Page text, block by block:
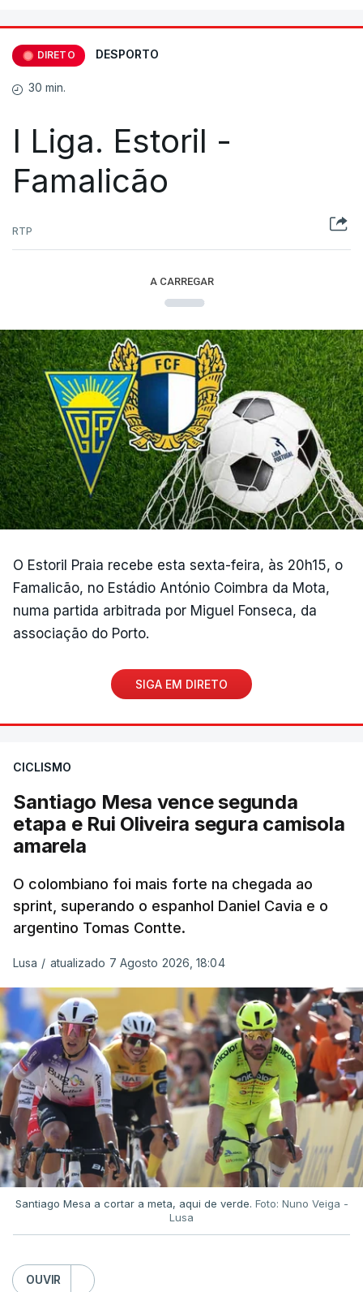
DIRETO DESPORTO
30 min.
I Liga. Estoril -
Famalicão
RTP
A CARREGAR
O Estoril Praia recebe esta sexta-feira, às 20h15, o
Famalicão, no Estádio António Coimbra da Mota,
numa partida arbitrada por Miguel Fonseca, da
associação do Porto.
SIGA EM DIRETO
CICLISMO
Santiago Mesa vence segunda
etapa e Rui Oliveira segura camisola
amarela
O colombiano foi mais forte na chegada ao
sprint, superando o espanhol Daniel Cavia e o
argentino Tomas Contte.
Lusa / atualizado 7 Agosto 2026, 18:04
Santiago Mesa a cortar a meta, aqui de verde. Foto: Nuno Veiga -
Lusa
OUVIR